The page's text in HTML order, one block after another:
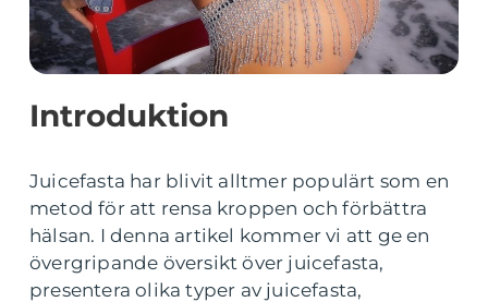
Introduktion
Juicefasta har blivit alltmer populärt som en
metod för att rensa kroppen och förbättra
hälsan. I denna artikel kommer vi att ge en
övergripande översikt över juicefasta,
presentera olika typer av juicefasta,